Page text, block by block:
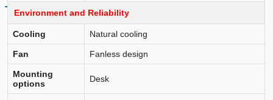
Environment and Reliability
Cooling Natural cooling
Fan Fanless design
Mounting
options
Desk